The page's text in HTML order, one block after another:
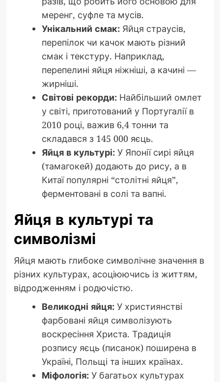
меренг, суфле та мусів.
Унікальний смак:Яйця страусів,
перепілок чи качок мають різний
смак і текстуру. Наприклад,
перепелині яйця ніжніші, а качині —
жирніші.
Світові рекорди:Найбільший омлет
у світі, приготований у Португалії в
2010 році, важив 6,4 тонни та
складався з 145 000 яєць.
Яйця в культурі:У Японії сирі яйця
(тамагокей) додають до рису, а в
Китаї популярні “столітні яйця”,
ферментовані в солі та вапні.
Яйця в культурі та
символізмі
Яйця мають глибоке символічне значення в
різних культурах, асоціюючись із життям,
відродженням і родючістю.
Великодні яйця:У християнстві
фарбовані яйця символізують
воскресіння Христа. Традиція
розпису яєць (писанок) поширена в
Україні, Польщі та інших країнах.
Міфологія:У багатьох культурах